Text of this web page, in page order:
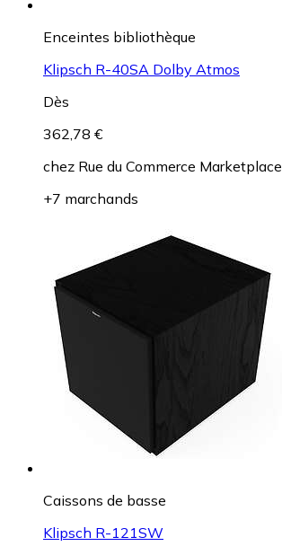
Enceintes bibliothèque
Klipsch R-40SA Dolby Atmos
Dès
362,78 €
chez Rue du Commerce Marketplace
+7 marchands
Caissons de basse
Klipsch R-121SW